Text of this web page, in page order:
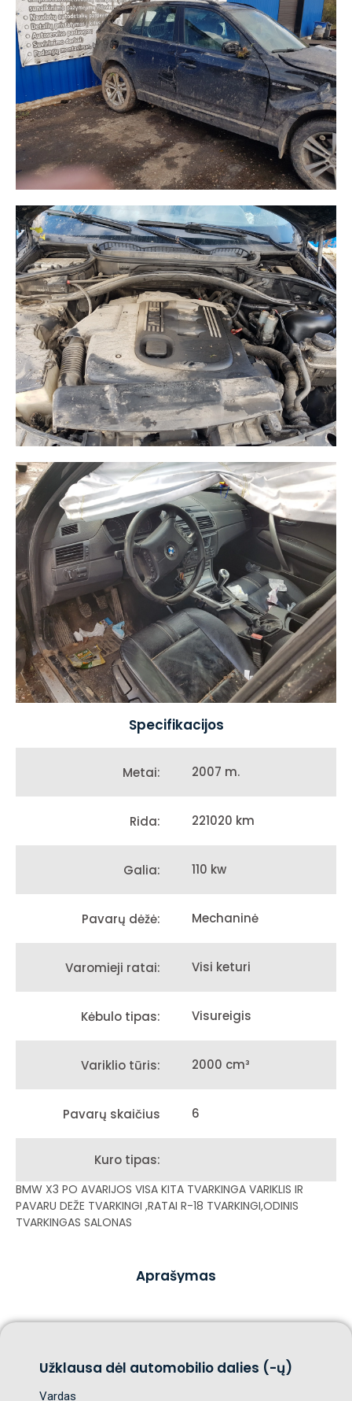
Specifikacijos
Metai: 2007 m.
Rida: 221020 km
Galia: 110 kw
Pavarų dėžė: Mechaninė
Varomieji ratai: Visi keturi
Kėbulo tipas: Visureigis
Variklio tūris: 2000 cm³
Pavarų skaičius 6
Kuro tipas:
BMW X3 PO AVARIJOS VISA KITA TVARKINGA VARIKLIS IR
PAVARU DEŽE TVARKINGI ,RATAI R-18 TVARKINGI,ODINIS
TVARKINGAS SALONAS
Aprašymas
Užklausa dėl automobilio dalies (-ų)
Vardas